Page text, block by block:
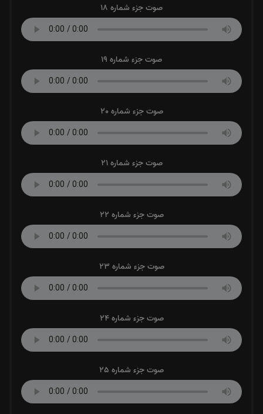
صوت جزء شماره 18
صوت جزء شماره 19
صوت جزء شماره 20
صوت جزء شماره 21
صوت جزء شماره 22
صوت جزء شماره 23
صوت جزء شماره 24
صوت جزء شماره 25